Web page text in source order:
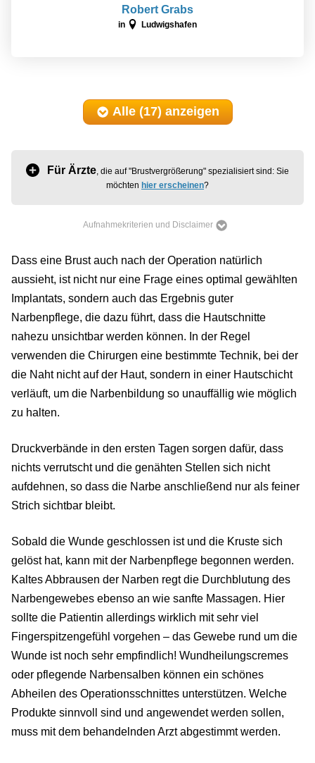
Robert Grabs
in Ludwigshafen
Alle (17) anzeigen
Für Ärzte, die auf "Brustvergrößerung" spezialisiert sind: Sie
möchten hier erscheinen?
Aufnahmekriterien und Disclaimer
Dass eine Brust auch nach der Operation natürlich
aussieht, ist nicht nur eine Frage eines optimal gewählten
Implantats, sondern auch das Ergebnis guter
Narbenpflege, die dazu führt, dass die Hautschnitte
nahezu unsichtbar werden können. In der Regel
verwenden die Chirurgen eine bestimmte Technik, bei der
die Naht nicht auf der Haut, sondern in einer Hautschicht
verläuft, um die Narbenbildung so unauffällig wie möglich
zu halten.
Druckverbände in den ersten Tagen sorgen dafür, dass
nichts verrutscht und die genähten Stellen sich nicht
aufdehnen, so dass die Narbe anschließend nur als feiner
Strich sichtbar bleibt.
Sobald die Wunde geschlossen ist und die Kruste sich
gelöst hat, kann mit der Narbenpflege begonnen werden.
Kaltes Abbrausen der Narben regt die Durchblutung des
Narbengewebes ebenso an wie sanfte Massagen. Hier
sollte die Patientin allerdings wirklich mit sehr viel
Fingerspitzengefühl vorgehen – das Gewebe rund um die
Wunde ist noch sehr empfindlich! Wundheilungscremes
oder pflegende Narbensalben können ein schönes
Abheilen des Operationsschnittes unterstützen. Welche
Produkte sinnvoll sind und angewendet werden sollen,
muss mit dem behandelnden Arzt abgestimmt werden.